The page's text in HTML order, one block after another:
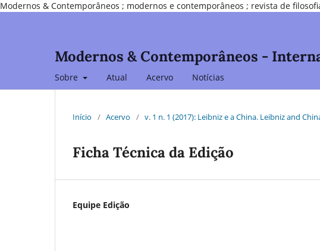
Modernos & Contemporâneos ; modernos e contemporâneos ; revista de
Modernos & Contemporâneos -
Sobre Atual Acervo Notícias
Início / Acervo / v. 1 n. 1 (2017): Leibniz e a China. Leibniz and
Ficha Técnica da Edição
Equipe Edição